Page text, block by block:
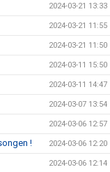
2024-03-21 13:33
2024-03-21 11:55
2024-03-21 11:50
2024-03-11 15:50
2024-03-11 14:47
2024-03-07 13:54
2024-03-06 12:57
! 2024-03-06 12:20
2024-03-06 12:14